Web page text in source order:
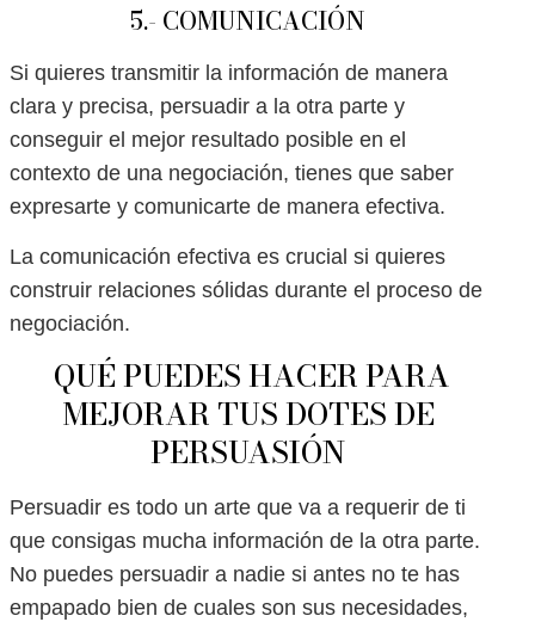
5.- COMUNICACIÓN
Si quieres transmitir la información de manera
clara y precisa, persuadir a la otra parte y
conseguir el mejor resultado posible en el
contexto de una negociación, tienes que saber
expresarte y comunicarte de manera efectiva.
La comunicación efectiva es crucial si quieres
construir relaciones sólidas durante el proceso de
negociación.
QUÉ PUEDES HACER PARA
MEJORAR TUS DOTES DE
PERSUASIÓN
Persuadir es todo un arte que va a requerir de ti
que consigas mucha información de la otra parte.
No puedes persuadir a nadie si antes no te has
empapado bien de cuales son sus necesidades,